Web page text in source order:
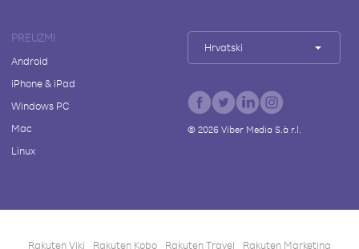
PREUZMI
Android
iPhone & iPad
Windows PC
Mac
Linux
Hrvatski
© 2026Viber Media S.à r.l.
Rakuten Viki Rakuten Kobo Rakuten Travel Rakuten Marketing